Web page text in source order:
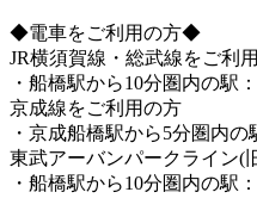
◆電車をご利用の方◆
JR横須賀線・総武線をご利
・船橋駅から10分圏内の駅
京成線をご利用の方
・京成船橋駅から5分圏内
東武アーバンパークライン(
・船橋駅から10分圏内の駅